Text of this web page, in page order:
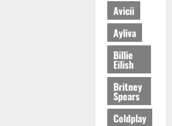
Avicii
Ayliva
Billie
Eilish
Britney
Spears
Coldplay